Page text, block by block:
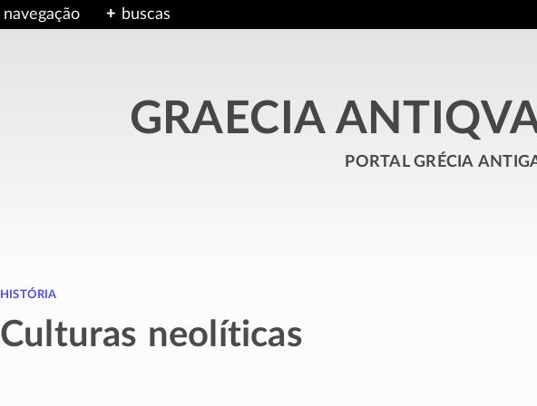
navegação buscas
GRAECIA
portal grécia
história
Culturas neolíticas